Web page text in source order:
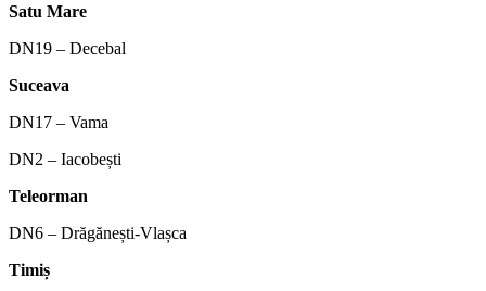
Satu Mare
DN19 – Decebal
Suceava
DN17 – Vama
DN2 – Iacobești
Teleorman
DN6 – Drăgănești-Vlașca
Timiș